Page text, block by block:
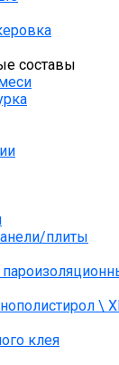
составы
плиты
\
клея